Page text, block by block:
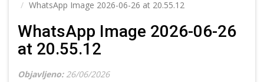
WhatsApp Image 2026-06-26 at 20.55.12
WhatsApp Image 2026-06-26
at 20.55.12
Objavljeno: 26/06/2026